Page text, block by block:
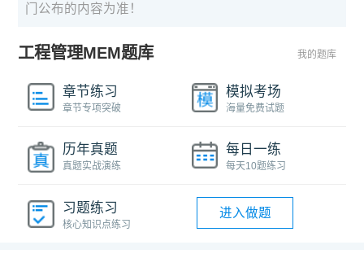
门公布的内容为准！
工程管理MEM题库 我的题库
章节练习
章节专项突破
模拟考场
海量免费试题
历年真题
真题实战演练
每日一练
每天10题练习
习题练习
核心知识点练习
进入做题